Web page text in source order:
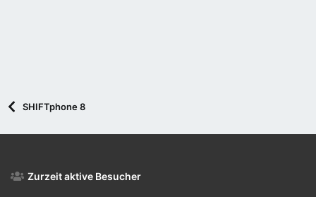
SHIFTphone 8
Zurzeit aktive Besucher